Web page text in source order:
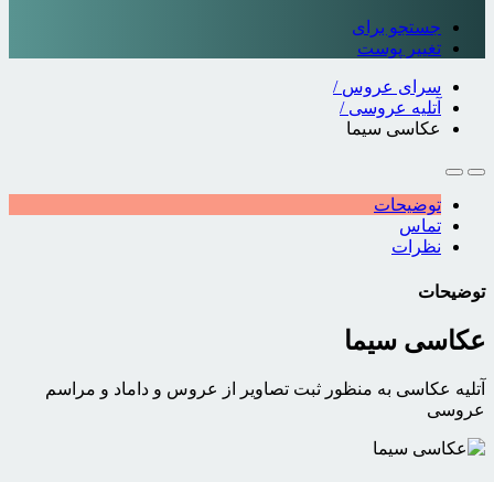
جستجو برای
تغییر پوست
سرای عروس /
آتلیه عروسی /
عکاسی سیما
توضیحات
تماس
نظرات
توضیحات
عکاسی سیما
آتلیه عکاسی به منظور ثبت تصاویر از عروس و داماد و مراسم
عروسی